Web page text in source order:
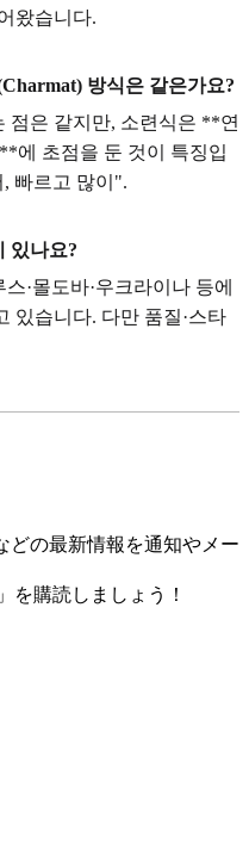
왔습니다.
방식은 같은가요?
점은 같지만, 소련식은 **연
에 초점을 둔 것이 특징입
빠르고 많이".
있나요?
·몰도바·우크라이나 등에
있습니다. 다만 품질·스타
どの最新情報を通知やメー
を購読しましょう！